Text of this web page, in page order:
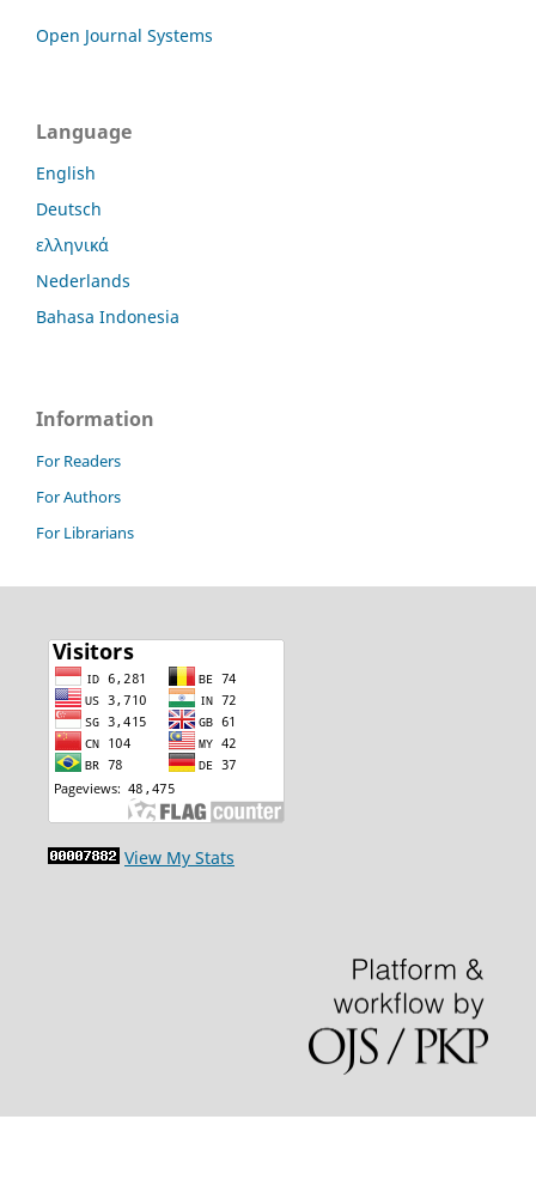
Open Journal Systems
Language
English
Deutsch
ελληνικά
Nederlands
Bahasa Indonesia
Information
For Readers
For Authors
For Librarians
View My Stats